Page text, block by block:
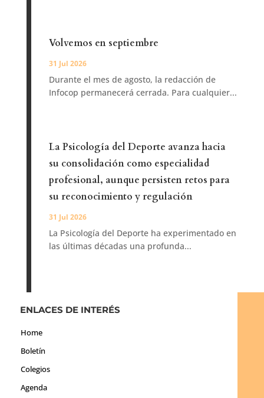
Volvemos en septiembre
31 Jul 2026
Durante el mes de agosto, la redacción de
Infocop permanecerá cerrada. Para cualquier...
La Psicología del Deporte avanza hacia
su consolidación como especialidad
profesional, aunque persisten retos para
su reconocimiento y regulación
31 Jul 2026
La Psicología del Deporte ha experimentado en
las últimas décadas una profunda...
ENLACES DE INTERÉS
Home
Boletín
Colegios
Agenda